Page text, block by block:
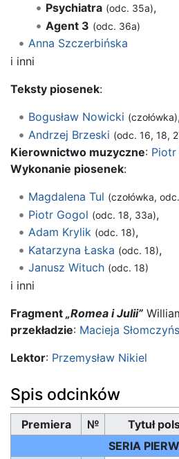
Psychiatra (odc. 35a),
Agent 3 (odc. 36a)
Anna Szczerbińska
i inni
Teksty piosenek:
Bogusław Nowicki (czołówka),
Andrzej Brzeski (odc. 16, 18,
Kierownictwo muzyczne: Piotr
Wykonanie piosenek:
Magdalena Tul (czołówka,
Piotr Gogol (odc. 18, 33a),
Adam Krylik (odc. 18),
Katarzyna Łaska (odc. 18),
Janusz Wituch (odc. 18)
i inni
Fragment „Romea i Julii”
przekładzie: Macieja
Lektor: Przemysław Nikiel
Spis odcinków
Premiera № Tytuł
SERIA